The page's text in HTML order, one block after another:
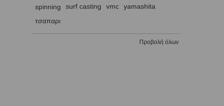
spinning
surf casting vmc
yamashita
τσαπαρι
Προβολή όλων